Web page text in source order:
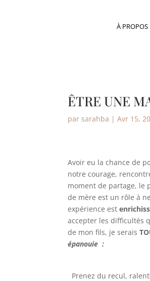
À PROPOS
ÊTRE UNE
parsarahba |Avr 15,
Avoir eu la chance de
notre courage,
moment de partage,
de mère est un rôle à
expérience est
accepter les difficultés
de mon fils, je serais
épanouie :
Prenez du recul,